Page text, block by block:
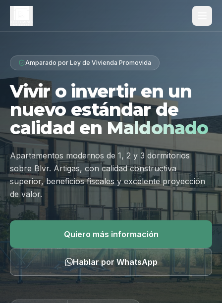
Proyecto
Diferenciales
Tipologías
Galería
Ubicación
Contacto
Hablar por WhatsApp
Amparado por Ley de Vivienda Promovida
Vivir o invertir en un
nuevo estándar de
calidad en Maldonado
Apartamentos modernos de 1, 2 y 3 dormitorios
sobre Blvr. Artigas, con calidad constructiva
superior, beneficios fiscales y excelente proyección
de valor.
Quiero más información
Hablar por WhatsApp